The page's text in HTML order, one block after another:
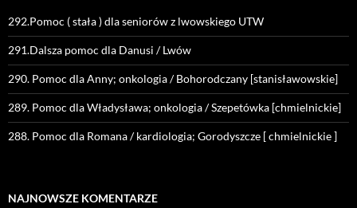
292.Pomoc ( stała ) dla seniorów z lwowskiego UTW
291.Dalsza pomoc dla Danusi / Lwów
290. Pomoc dla Anny; onkologia / Bohorodczany [stanisławowskie]
289. Pomoc dla Władysława; onkologia / Szepetówka [chmielnickie]
288. Pomoc dla Romana / kardiologia; Gorodyszcze [ chmielnickie ]
NAJNOWSZE KOMENTARZE